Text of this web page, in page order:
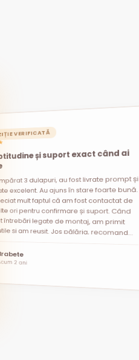
VERIFICATĂ
și suport exact când ai
3 dulapuri, au fost livrate prompt și
excelent. Au ajuns în stare foarte bună.
mult faptul că am fost contactat de
ori pentru confirmare și suport. Când
întrebări legate de montaj, am primit
și am reușit. Jos pălăria, recomand
2 ani